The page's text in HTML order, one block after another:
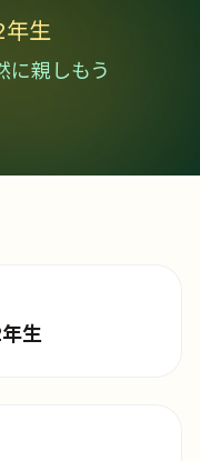
年生
に親しもう
生